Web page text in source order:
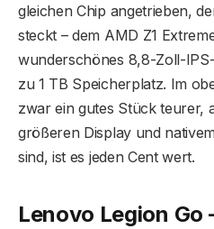
gleichen Chip angetrieben,
steckt – dem AMD Z1
wunderschönes 8,8-Zoll-
zu 1 TB Speicherplatz. Im
zwar ein gutes Stück teurer,
größeren Display und
sind, ist es jeden Cent wert.
Lenovo Legion Go